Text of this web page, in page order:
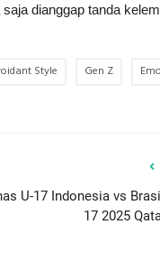
dianggap tanda
Style Gen Z
U-17 Indonesia vs
17 2025